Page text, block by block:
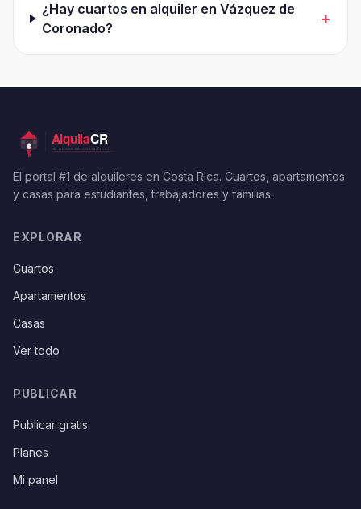
¿Hay cuartos en alquiler en Vázquez de
Coronado?
+
El portal #1 de alquileres en Costa Rica. Cuartos, apartamentos
y casas para estudiantes, trabajadores y familias.
EXPLORAR
Cuartos
Apartamentos
Casas
Ver todo
PUBLICAR
Publicar gratis
Planes
Mi panel